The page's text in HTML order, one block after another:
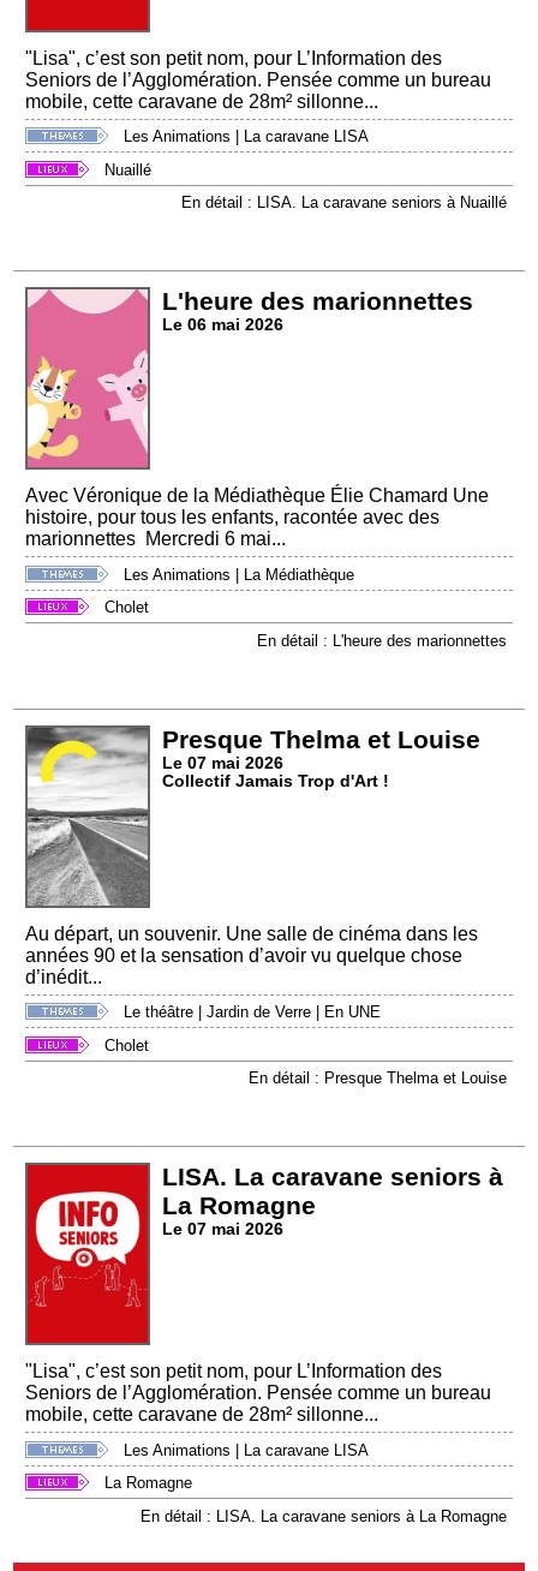
"Lisa", c’est son petit nom, pour L’Information des
Seniors de l’Agglomération. Pensée comme un bureau
mobile, cette caravane de 28m² sillonne...
Les Animations
La caravane LISA
Nuaillé
En détail : LISA. La caravane seniors à Nuaillé
L'heure des marionnettes
Le 06 mai 2026
Avec Véronique de la Médiathèque Élie Chamard Une
histoire, pour tous les enfants, racontée avec des
marionnettes Mercredi 6 mai...
Les Animations | La Médiathèque
Cholet
En détail : L'heure des marionnettes
Presque Thelma et Louise
Le 07 mai 2026
Collectif Jamais Trop d'Art !
Au départ, un souvenir. Une salle de cinéma dans les
années 90 et la sensation d’avoir vu quelque chose
d’inédit...
Le théâtre |Jardin de Verre
En UNE
Cholet
En détail : Presque Thelma et Louise
LISA. La caravane seniors à
La Romagne
Le 07 mai 2026
"Lisa", c’est son petit nom, pour L’Information des
Seniors de l’Agglomération. Pensée comme un bureau
mobile, cette caravane de 28m² sillonne...
Les Animations
La caravane LISA
La Romagne
En détail : LISA. La caravane seniors à La Romagne